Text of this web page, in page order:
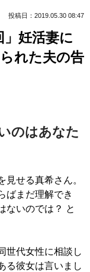
投稿日：2019.05.30 08:47
妊活妻に
れた夫の告
のはあなた
せる真希さん。
ばまだ理解でき
ないのでは？ と
世代女性に相談し
る彼女は言いまし